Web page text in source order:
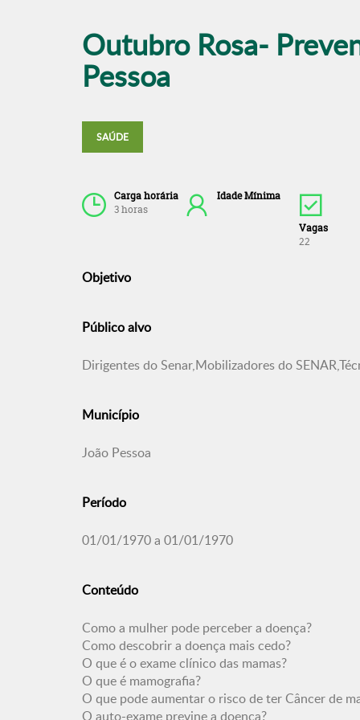
Outubro Rosa-
Pessoa
SAÚDE
Carga horária
3 horas
Idade Mínima
Vagas
22
Objetivo
Público alvo
Dirigentes do Senar,Mobilizadores do
Município
João Pessoa
Período
01/01/1970 a 01/01/1970
Conteúdo
Como a mulher pode perceber a doença?
Como descobrir a doença mais cedo?
O que é o exame clínico das mamas?
O que é mamografia?
O que pode aumentar o risco de ter Câncer de
O auto-exame previne a doença?